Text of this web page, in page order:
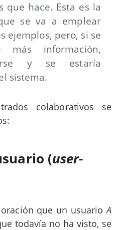
que hace. Esta es la
se va a emplear
ejemplos, pero, si se
más información,
y se estaría
sistema.
colaborativos se
(user-
que un usuarioA
todavía no ha visto, se